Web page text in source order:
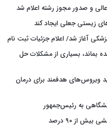
و صدور مجوز رشته اعلام شد
زیستی جعلی ایجاد کند
آغاز شد/ اعلام جزئیات ثبت نام
بماند، بسیاری از مشکلات حل
ویروس‌های هدفمند برای درمان
به رئیس‌جمهور
از ۹۰ درصد